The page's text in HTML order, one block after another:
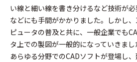
い線と細い線を書き分けるなど技術が
などにも手間がかかりました。しかし
ピュータの普及と共に、一般企業でも
タ上での製図が一般的になっていきまし
あらゆる分野でのCADソフトが登場し